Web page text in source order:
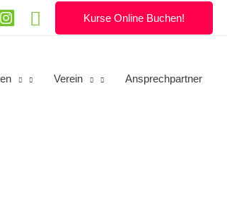
SuchenKurse Online Buchen!
Verein Ansprechpartner